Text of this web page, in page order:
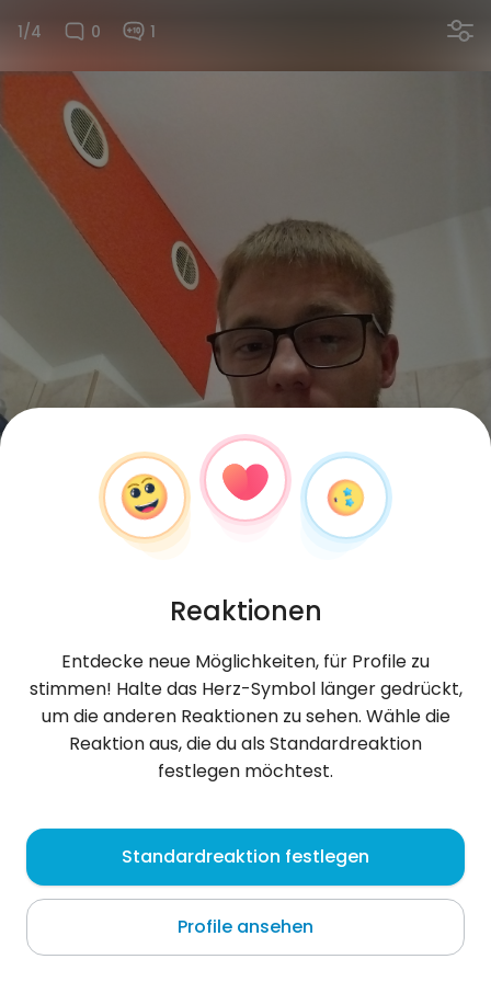
1/4 0 1
OskarMike , 32
Międzyrzecz
z przyjemnością wspólnie stworzę coś dobrego
Reaktionen
Entdecke neue Möglichkeiten, für Profile zu
stimmen! Halte das Herz-Symbol länger gedrückt,
um die anderen Reaktionen zu sehen. Wähle die
Reaktion aus, die du als Standardreaktion
festlegen möchtest.
Standardreaktion festlegen
Profile ansehen